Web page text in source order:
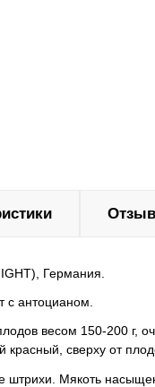
Германия.
с антоцианом
весом 150-200
сверху от
Мякоть